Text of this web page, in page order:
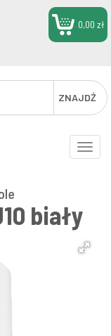
ZNAJDŹ
0,00 zł
Toggle
biały